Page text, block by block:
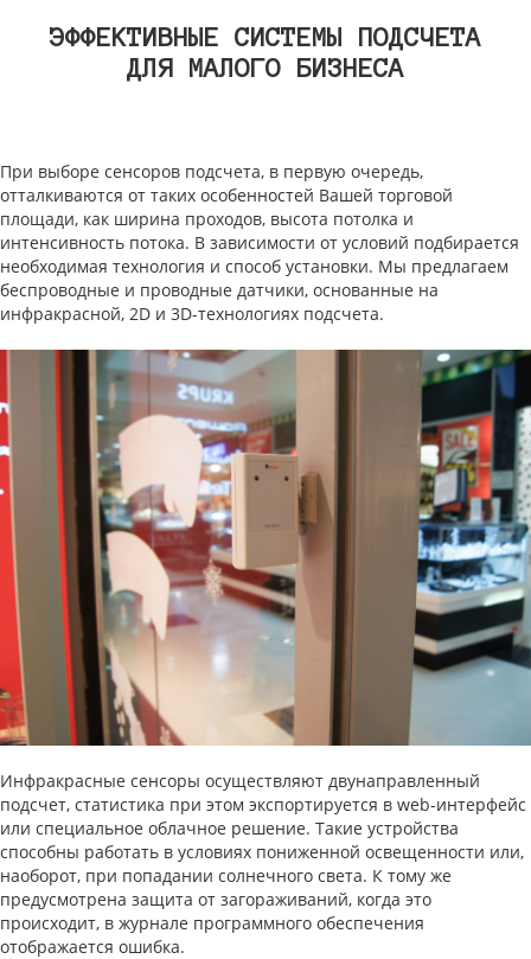
ЭФФЕКТИВНЫЕ СИСТЕМЫ ПОДСЧЕТА
ДЛЯ МАЛОГО БИЗНЕСА
При выборе сенсоров подсчета, в первую очередь,
отталкиваются от таких особенностей Вашей торговой
площади, как ширина проходов, высота потолка и
интенсивность потока. В зависимости от условий подбирается
необходимая технология и способ установки. Мы предлагаем
беспроводные и проводные датчики, основанные на
инфракрасной, 2D и 3D-технологиях подсчета.
Инфракрасные сенсоры осуществляют двунаправленный
подсчет, статистика при этом экспортируется в web-интерфейс
или специальное облачное решение. Такие устройства
способны работать в условиях пониженной освещенности или,
наоборот, при попадании солнечного света. К тому же
предусмотрена защита от загораживаний, когда это
происходит, в журнале программного обеспечения
отображается ошибка.